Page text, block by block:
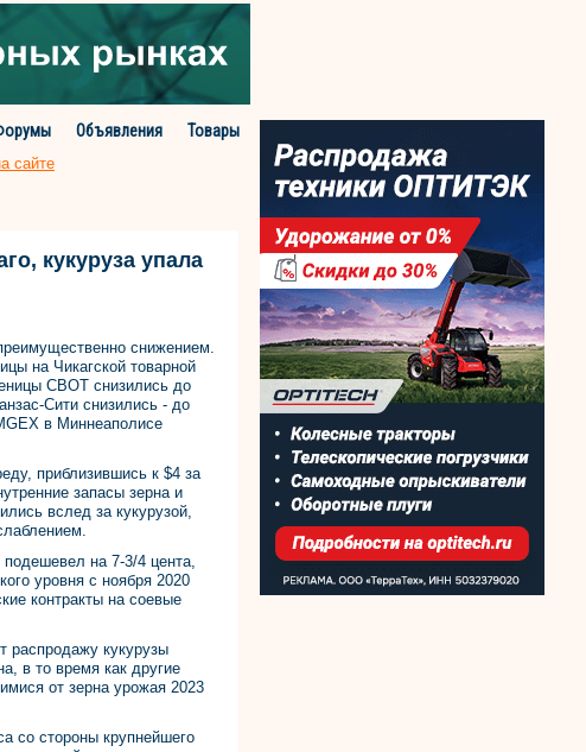
Объявления
Товары
сайте
кукуруза упала
снижением.
на Чикагской товарной
CBOT снизились до
Сити снизились - до
в Миннеаполисе
приблизившись к $4 за
запасы зерна и
вслед за кукурузой,
подешевел на 7-3/4 цента,
уровня с ноября 2020
контракты на соевые
распродажу кукурузы
в то время как другие
от зерна урожая 2023
со стороны крупнейшего